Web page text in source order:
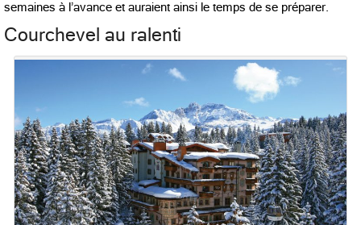
semaines à l’avance et auraient ainsi le temps de se préparer.
Courchevel au ralenti